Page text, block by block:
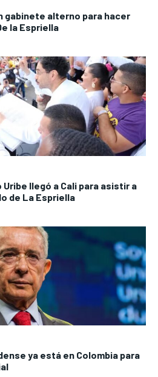
gabinete alterno para hacer
la Espriella
llegó a Cali para asistir a
de La Espriella
ya está en Colombia para